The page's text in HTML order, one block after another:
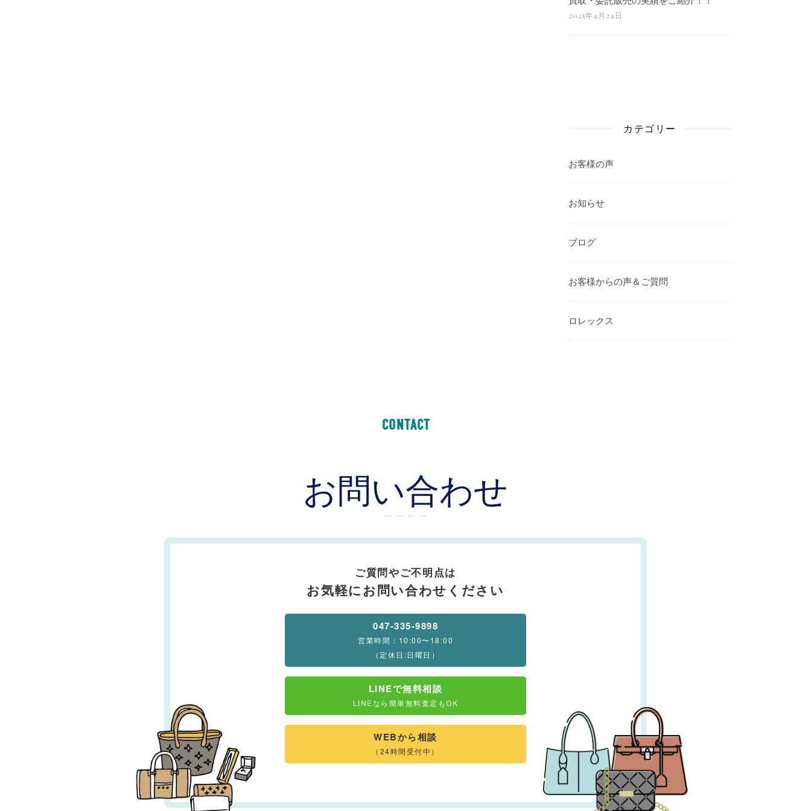
2025年4月24日
カテゴリー
お客様の声
お知らせ
ブログ
お客様からの声＆ご質問
ロレックス
CONTACT
お問い合わせ
ー ー ー ー
ご質問やご不明点は
お気軽にお問い合わせください
047-335-9898
営業時間：10:00〜18:00
（定休日:日曜日）
LINEで無料相談
LINEなら簡単無料査定もOK
WEBから相談
（24時間受付中）